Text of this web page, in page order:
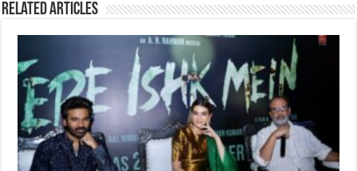
o
o
k
r
A
p
p
Related Articles